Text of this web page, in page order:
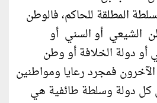
المطلقة للحاكم، فالوطن
الشيعي أو السني أو
أو دولة الخلافة أو وطن
فمجرد رعايا ومواطنين
كل دولة وسلطة طائفية هي